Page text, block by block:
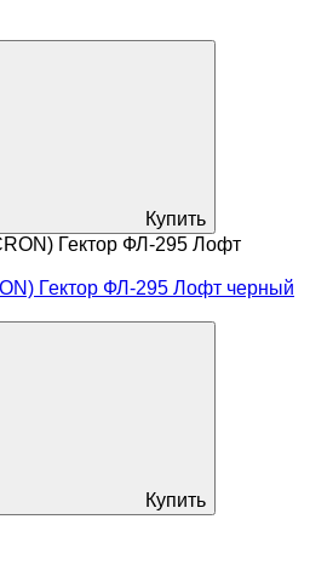
Купить
Гектор ФЛ-295 Лофт черный
Купить